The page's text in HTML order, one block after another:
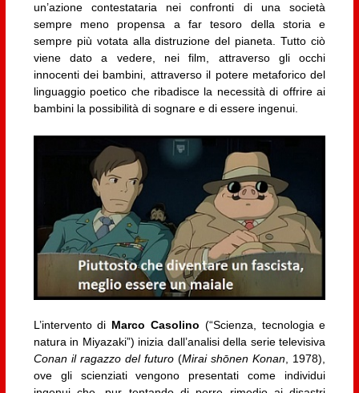
un’azione contestataria nei confronti di una società
sempre meno propensa a far tesoro della storia e
sempre più votata alla distruzione del pianeta. Tutto ciò
viene dato a vedere, nei film, attraverso gli occhi
innocenti dei bambini, attraverso il potere metaforico del
linguaggio poetico che ribadisce la necessità di offrire ai
bambini la possibilità di sognare e di essere ingenui.
L’intervento di Marco Casolino (“Scienza, tecnologia e
natura in Miyazaki”) inizia dall’analisi della serie televisiva
Conan il ragazzo del futuro (Mirai shōnen Konan, 1978),
ove gli scienziati vengono presentati come individui